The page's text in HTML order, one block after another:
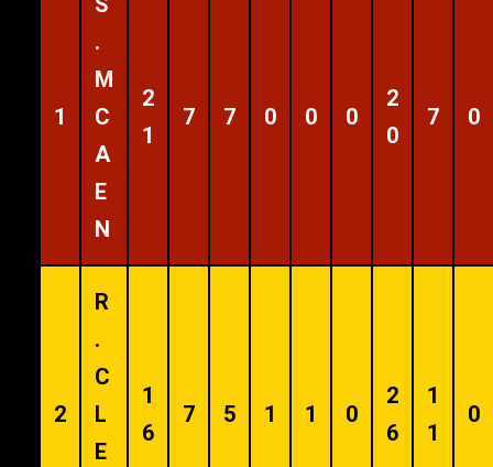
1
.
M
C
A
E
N
2
1
7 7 0 0 0
2
0
7 0
2
R
.
C
L
E
1
6
7 5 1 1 0
2
6
1
1
0